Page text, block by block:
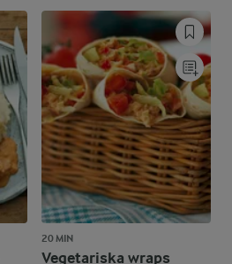
20 MIN
Vegetariska wraps